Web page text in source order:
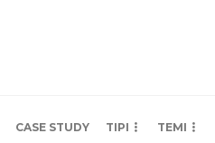
CASE STUDY TIPI TEMI